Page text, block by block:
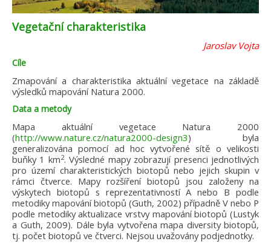
Vegetační charakteristika
Jaroslav Vojta
Cíle
Zmapování a charakteristika aktuální vegetace na základě
výsledků mapování Natura 2000.
Data a metody
Mapa aktuální vegetace Natura 2000
(http://www.nature.cz/natura2000-design3) byla
generalizována pomocí ad hoc vytvořené sítě o velikosti
buňky 1 km2. Výsledné mapy zobrazují presenci jednotlivých
pro území charakteristických biotopů nebo jejich skupin v
rámci čtverce. Mapy rozšíření biotopů jsou založeny na
výskytech biotopů s reprezentativností A nebo B podle
metodiky mapování biotopů (Guth, 2002) případně V nebo P
podle metodiky aktualizace vrstvy mapování biotopů (Lustyk
a Guth, 2009). Dále byla vytvořena mapa diversity biotopů,
tj. počet biotopů ve čtverci. Nejsou uvažovány podjednotky.